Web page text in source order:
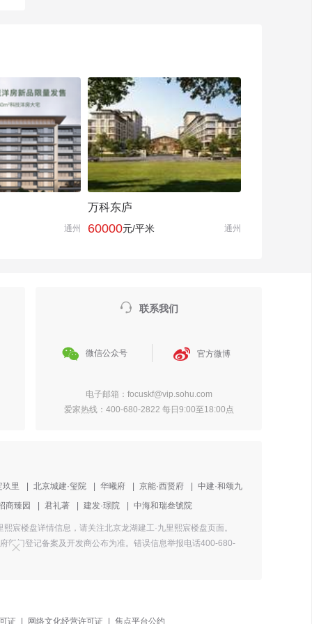
通州
万科东庐
60000元/平米 通州
 联系我们
 微信公众号  官方微博
电子邮箱：focuskf@vip.sohu.com
爱家热线：400-680-2822 每日9:00至18:00点
玖里 北京城建·玺院 华曦府 京能·西贤府
中建·和颂九
商臻园 君礼著 建发·璟院 中海和瑞叁號院
宸楼盘详情信息，请关注北京龙湖建工·九里熙宸楼盘页面。
部门登记备案及开发商公布为准。错误信息举报电话400-680-
证 网络文化经营许可证 焦点平台公约